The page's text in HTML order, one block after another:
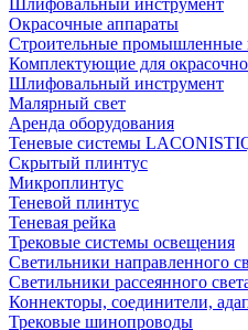
Шлифовальный инструмент
Окрасочные аппараты
Строительные промышленные
Комплектующие для
Шлифовальный инструмент
Малярный свет
Аренда оборудования
Теневые системы
Скрытый плинтус
Микроплинтус
Теневой плинтус
Теневая рейка
Трековые системы освещения
Светильники направленного
Светильники рассеянного
Коннекторы, соединители,
Трековые шинопроводы